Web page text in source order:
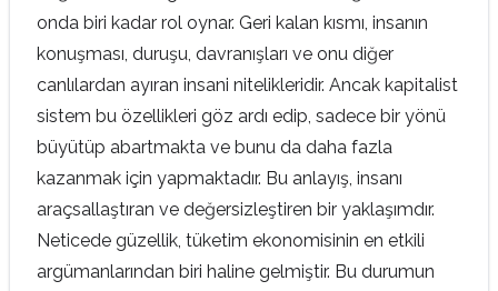
onda biri kadar rol oynar. Geri kalan kısmı, insanın
konuşması, duruşu, davranışları ve onu diğer
canlılardan ayıran insani nitelikleridir. Ancak kapitalist
sistem bu özellikleri göz ardı edip, sadece bir yönü
büyütüp abartmakta ve bunu da daha fazla
kazanmak için yapmaktadır. Bu anlayış, insanı
araçsallaştıran ve değersizleştiren bir yaklaşımdır.
Neticede güzellik, tüketim ekonomisinin en etkili
argümanlarından biri haline gelmiştir. Bu durumun